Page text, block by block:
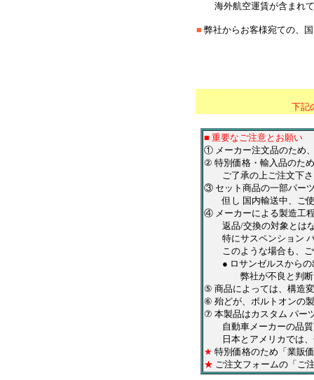
海外航空運賃が含まれて
■ 弊社からお客様宛ての、
下記
■ 重要なご注意とお願い
① メーカー注文品のため
② 特別価格・輸入品のた
ご了承の上ご注文下さ
③ セット商品の一部パー
但し 国内輸送中、ご使
④ メーカーによる製造工
返品/交換の対象とは
特にサスペンション パ
このような場合も、ご
● ロサンゼルスからの
弊社が不良と判断した
⑤ 商品によっては、構造
⑥ 殆どが、ボルトオンの
⑦ 本製品はカスタム パー
自動車メーカーの品質
日本とアメリカでは、
★ 特別価格のため「業販
★ ご注文フォームの「ご